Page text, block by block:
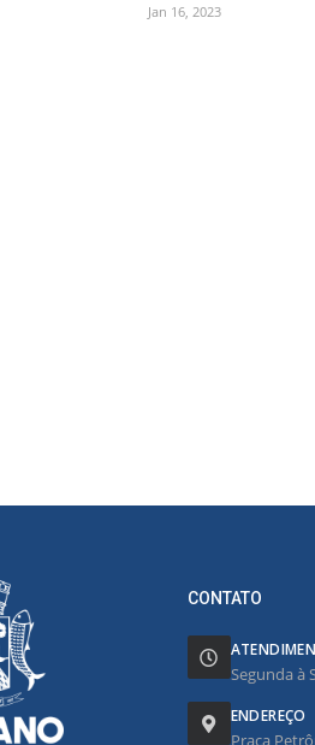
Jan 16, 2023
CONTATO
Segunda à
ENDEREÇO
Praça